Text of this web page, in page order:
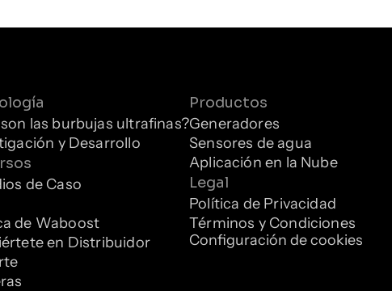
las burbujas ultrafinas?
y Desarrollo
de Caso
de Waboost
en Distribuidor
Productos
Generadores
Sensores de agua
Aplicación en la Nube
Legal
Política de Privacidad
Términos y Condiciones
Configuración de cookies